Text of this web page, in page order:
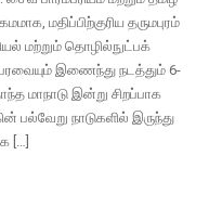
மதிப்பிற்குரிய தருமபுரம்
மற்றும் தொழில்நுட்பக்
இணைந்து நடத்தும் 6-
மாநாடு இன்று சிறப்பாக
நாடுகளில் இருந்து
[…]